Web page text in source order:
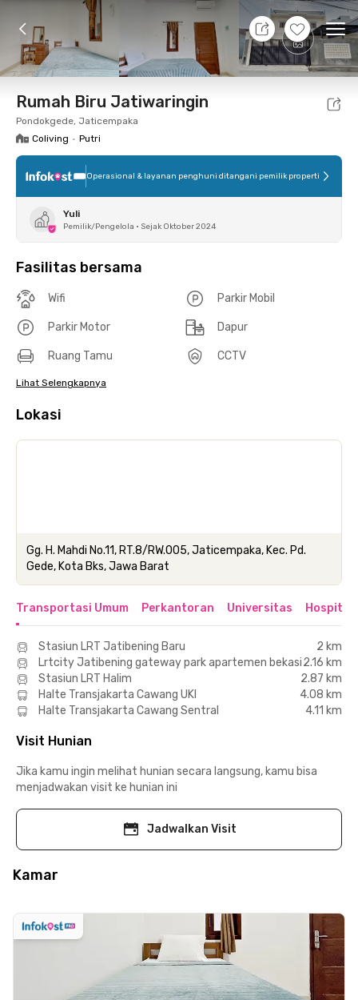
+9
7 Agt 26 - Belum tahu
Foto Fasilitas bersama Lokasi Kamar
Rumah Biru Jatiwaringin
Pondokgede, Jaticempaka
Coliving • Putri
Operasional & layanan penghuni ditangani pemilik properti
Yuli
Pemilik/Pengelola • Sejak Oktober 2024
Fasilitas bersama
Wifi Parkir Mobil
Parkir Motor Dapur
Ruang Tamu CCTV
Lihat Selengkapnya
Lokasi
Gg. H. Mahdi No.11, RT.8/RW.005, Jaticempaka, Kec. Pd.
Gede, Kota Bks, Jawa Barat
Transportasi Umum Perkantoran Universitas Hospital
Stasiun LRT Jatibening Baru
2 km
Lrtcity Jatibening gateway park apartemen bekasi2.16 km
Stasiun LRT Halim
2.87 km
Halte Transjakarta Cawang UKI
4.08 km
Halte Transjakarta Cawang Sentral
4.11 km
Visit Hunian
Jika kamu ingin melihat hunian secara langsung, kamu bisa
menjadwakan visit ke hunian ini
Jadwalkan Visit
Kamar